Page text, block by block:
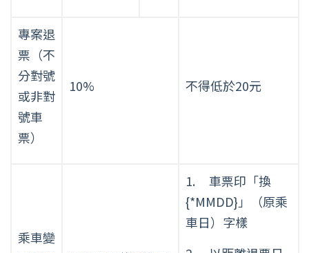
專案退
票（不
分對號
或非對
號車
票）
10% 不得低於20元
乘車變
1. 車票印「換
{*MMDD}」（原乘
車日）字樣